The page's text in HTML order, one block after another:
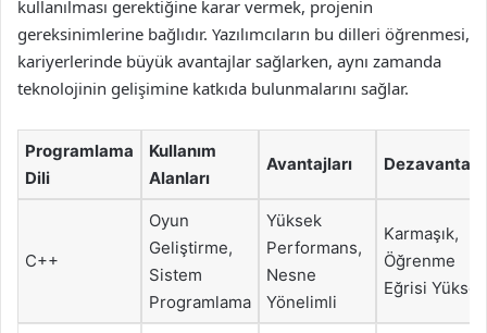
kullanılması gerektiğine karar vermek, projenin
gereksinimlerine bağlıdır. Yazılımcıların bu dilleri öğrenmesi,
kariyerlerinde büyük avantajlar sağlarken, aynı zamanda
teknolojinin gelişimine katkıda bulunmalarını sağlar.
Programlama
Dili
Kullanım
Alanları
Avantajları
C++
Oyun
Geliştirme,
Sistem
Programlama
Yüksek
Performans,
Nesne
Yönelimli
Karmaşık,
Öğrenme
Eğrisi Yüksek